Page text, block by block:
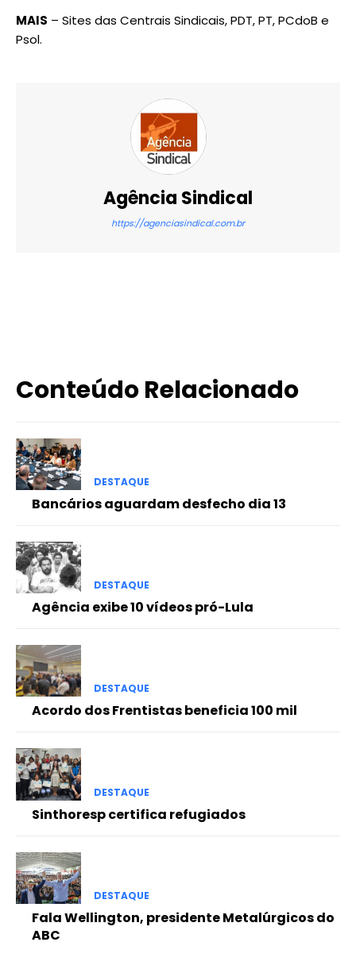
MAIS – Sites das Centrais Sindicais, PDT, PT, PCdoB e
Psol.
Agência Sindical
https://agenciasindical.com.br
Conteúdo Relacionado
DESTAQUE
Bancários aguardam desfecho dia 13
DESTAQUE
Agência exibe 10 vídeos pró-Lula
DESTAQUE
Acordo dos Frentistas beneficia 100 mil
DESTAQUE
Sinthoresp certifica refugiados
DESTAQUE
Fala Wellington, presidente Metalúrgicos do
ABC